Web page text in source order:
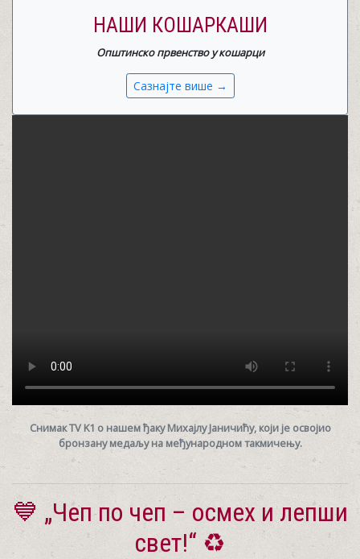
НАШИ КОШАРКАШИ
Општинско првенство у кошарци
Сазнајте више →
Снимак TV K1 о нашем ђаку Михајлу Јаничићу, који је освојио
бронзану медаљу на међународном такмичењу.
💙 „Чеп по чеп – осмех и лепши
свет!“ ♻️